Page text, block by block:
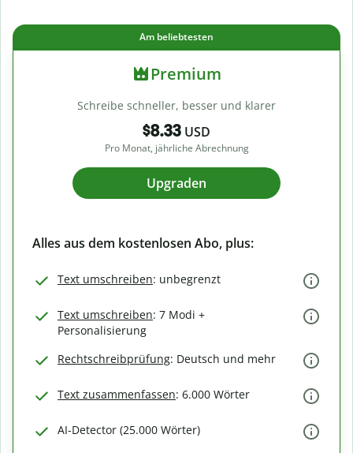
Am beliebtesten
Premium
Schreibe schneller, besser und klarer
$8.33 USD
Pro Monat, jährliche Abrechnung
Upgraden
Alles aus dem kostenlosen Abo, plus:
Text umschreiben: unbegrenzt
Text umschreiben: 7 Modi +
Personalisierung
Rechtschreibprüfung: Deutsch und mehr
Text zusammenfassen: 6.000 Wörter
AI-Detector (25.000 Wörter)